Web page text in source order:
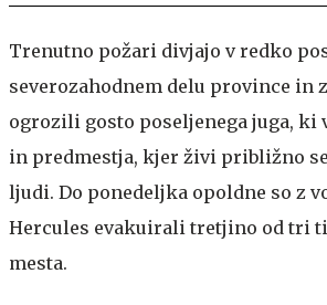
Trenutno požari divjajo v redko
severozahodnem delu province in
ogrozili gosto poseljenega juga, ki
in predmestja, kjer živi približno
ljudi. Do ponedeljka opoldne so z
Hercules evakuirali tretjino od tri
mesta.